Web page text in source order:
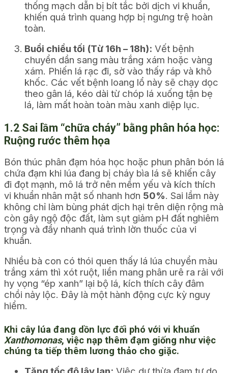
thống mạch dẫn bị bít tắc bởi dịch vi khuẩn,
khiến quá trình quang hợp bị ngưng trệ hoàn
toàn.
Buổi chiều tối (Từ 16h – 18h): Vết bệnh
chuyển dần sang màu trắng xám hoặc vàng
xám. Phiến lá rạc đi, sờ vào thấy ráp và khô
khốc. Các vết bệnh loang lổ này sẽ chạy dọc
theo gân lá, kéo dài từ chóp lá xuống tận bẹ
lá, làm mất hoàn toàn màu xanh diệp lục.
1.2 Sai lầm “chữa cháy” bằng phân hóa học:
Ruộng rước thêm họa
Bón thúc phân đạm hóa học hoặc phun phân bón lá
chứa đạm khi lúa đang bị cháy bìa lá sẽ khiến cây
đi đọt mạnh, mô lá trở nên mềm yếu và kích thích
vi khuẩn nhân mật số nhanh hơn 50%. Sai lầm này
không chỉ làm bùng phát dịch hại trên diện rộng mà
còn gây ngộ độc đất, làm sụt giảm pH đất nghiêm
trọng và đẩy nhanh quá trình lờn thuốc của vi
khuẩn.
Nhiều bà con có thói quen thấy lá lúa chuyển màu
trắng xám thì xót ruột, liền mang phân urê ra rải với
hy vọng “ép xanh” lại bộ lá, kích thích cây đâm
chồi nảy lộc. Đây là một hành động cực kỳ nguy
hiểm.
Khi cây lúa đang dồn lực đối phó với vi khuẩn
Xanthomonas, việc nạp thêm đạm giống như việc
chúng ta tiếp thêm lương thảo cho giặc.